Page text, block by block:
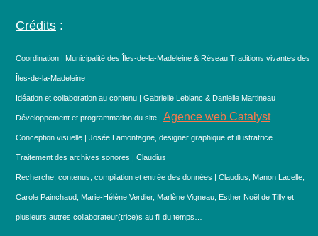
Crédits :
Coordination | Municipalité des Îles-de-la-Madeleine & Réseau Traditions vivantes des
Îles-de-la-Madeleine
Idéation et collaboration au contenu | Gabrielle Leblanc & Danielle Martineau
Développement et programmation du site | Agence web Catalyst
Conception visuelle | Josée Lamontagne, designer graphique et illustratrice
Traitement des archives sonores | Claudius
Recherche, contenus, compilation et entrée des données | Claudius, Manon Lacelle,
Carole Painchaud, Marie-Hélène Verdier, Marlène Vigneau, Esther Noël de Tilly et
plusieurs autres collaborateur(trice)s au fil du temps…